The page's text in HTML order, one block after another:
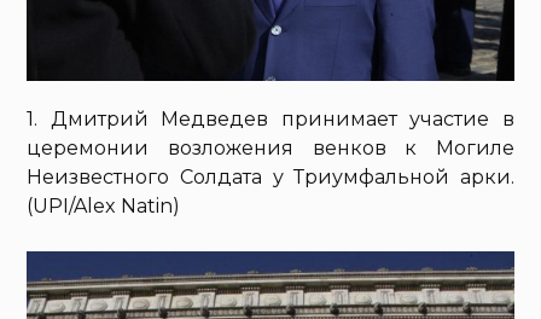
1. Дмитрий Медведев принимает участие в
церемонии возложения венков к Могиле
Неизвестного Солдата у Триумфальной арки.
(UPI/Alex Natin)